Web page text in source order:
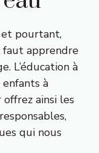
et pourtant,
faut apprendre
L’éducation à
à
offrez ainsi les
qui nous